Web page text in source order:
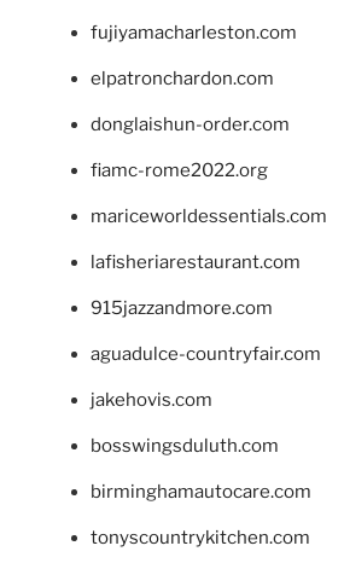
fujiyamacharleston.com
elpatronchardon.com
donglaishun-order.com
fiamc-rome2022.org
mariceworldessentials.com
lafisheriarestaurant.com
915jazzandmore.com
aguadulce-countryfair.com
jakehovis.com
bosswingsduluth.com
birminghamautocare.com
tonyscountrykitchen.com